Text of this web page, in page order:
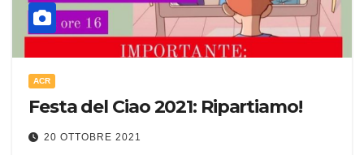
ACR
Festa del Ciao 2021: Ripartiamo!
20 OTTOBRE 2021